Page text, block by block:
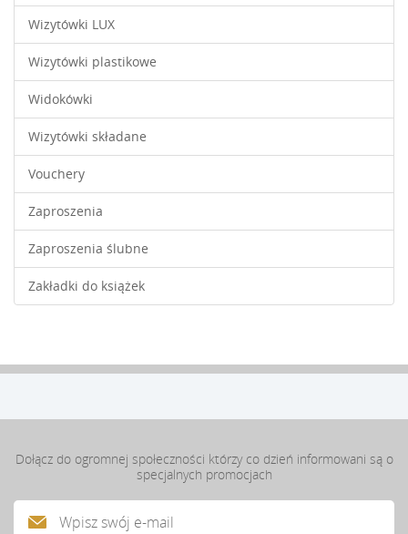
Wizytówki LUX
Wizytówki plastikowe
Widokówki
Wizytówki składane
Vouchery
Zaproszenia
Zaproszenia ślubne
Zakładki do książek
Dołącz do ogromnej społeczności którzy co dzień informowani są o
specjalnych promocjach